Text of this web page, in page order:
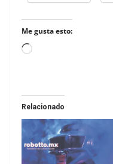
Me gusta esto:
Loading…
Relacionado